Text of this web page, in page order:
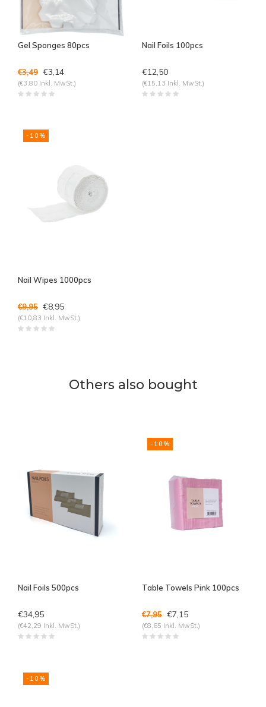
Gel Sponges 80pcs
€3,49 €3,14
(€3,80 Inkl. MwSt.)
Nail Foils 100pcs
€12,50
(€15,13 Inkl. MwSt.)
-10%
Nail Wipes 1000pcs
€9,95 €8,95
(€10,83 Inkl. MwSt.)
Others also bought
Nail Foils 500pcs
€34,95
(€42,29 Inkl. MwSt.)
-10%
Table Towels Pink 100pcs
€7,95 €7,15
(€8,65 Inkl. MwSt.)
-10%